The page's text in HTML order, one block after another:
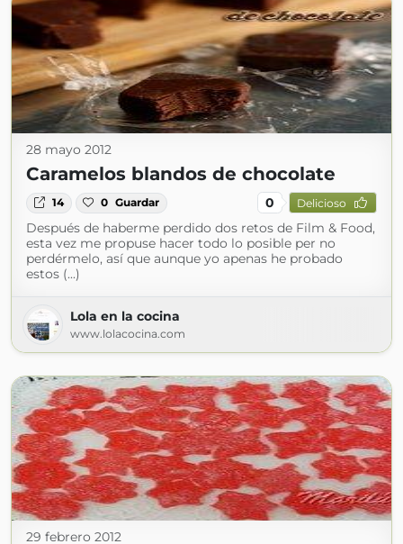
28 mayo 2012
Caramelos blandos de chocolate
14 0 Guardar 0 Delicioso
Después de haberme perdido dos retos de Film & Food,
esta vez me propuse hacer todo lo posible per no
perdérmelo, así que aunque yo apenas he probado
estos (...)
Lola en la cocina
www.lolacocina.com
29 febrero 2012